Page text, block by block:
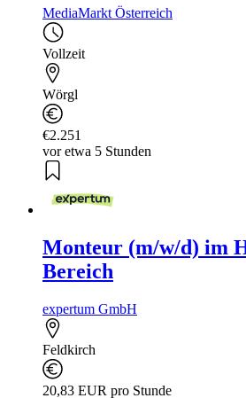
MediaMarkt Österreich
Vollzeit
Wörgl
€2.251
vor etwa 5 Stunden
Monteur (m/w/d) im
Bereich
expertum GmbH
Feldkirch
20,83 EUR pro Stunde